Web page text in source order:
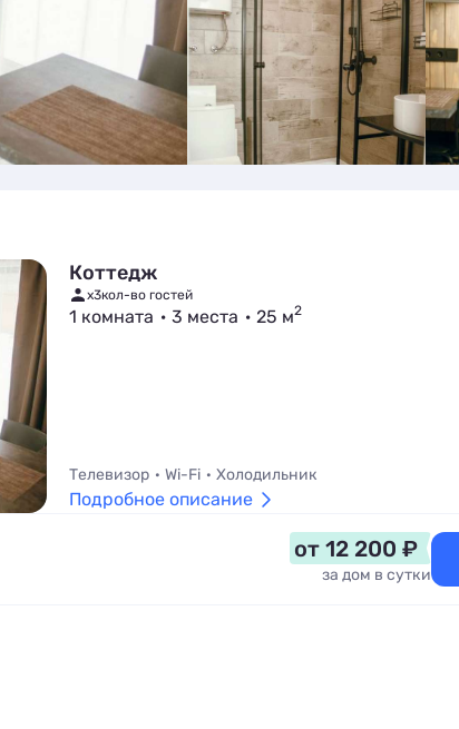
Коттедж
x3кол-во гостей
1 комната 3 места 25 м2
Телевизор Wi-Fi Холодильник
Подробное описание
от 12 200 ₽
за дом в сутки